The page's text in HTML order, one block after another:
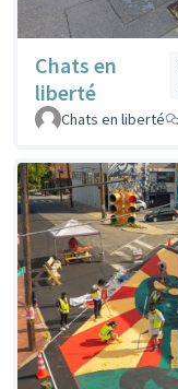
Chats en
liberté
Chats en liberté